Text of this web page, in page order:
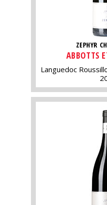
ZEPHYR
ABBOTTS
Languedoc